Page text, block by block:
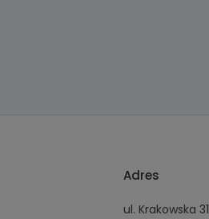
Adres
ul. Krakowska 31